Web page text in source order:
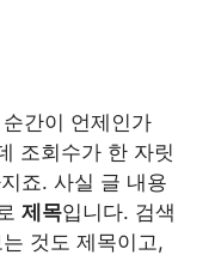
간이 언제인가
조회수가 한 자릿
죠. 사실 글 내용
제목입니다. 검색
것도 제목이고,